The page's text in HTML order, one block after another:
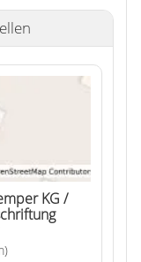
KG /